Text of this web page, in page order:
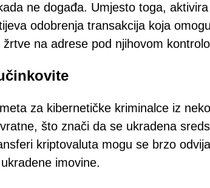
ne događa. Umjesto toga,
odobrenja transakcija koja
na adrese pod njihovom
za kibernetičke kriminalce iz
što znači da se ukradena
kriptovaluta mogu se brzo
imovine.